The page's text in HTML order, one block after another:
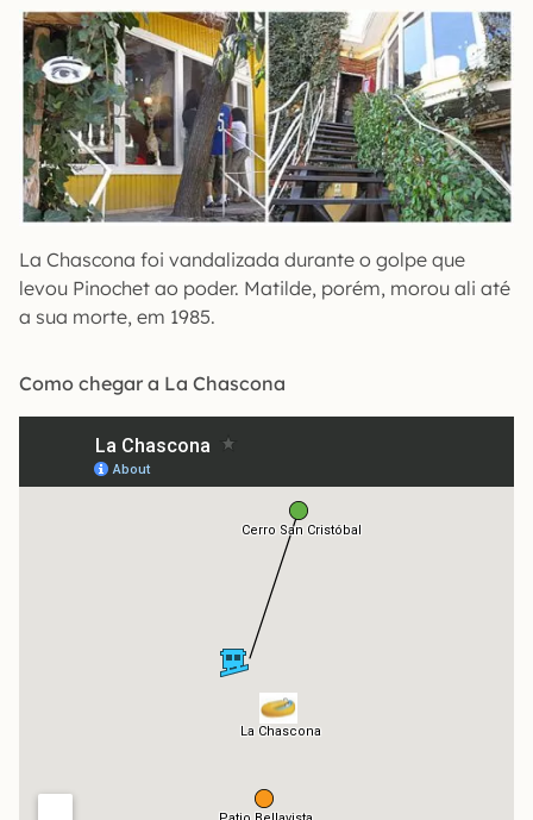
La Chascona foi vandalizada durante o golpe que
levou Pinochet ao poder. Matilde, porém, morou ali até
a sua morte, em 1985.
Como chegar a La Chascona